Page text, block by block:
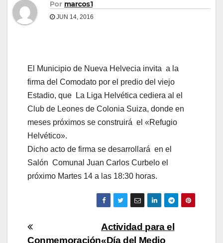
Por marcos1
JUN 14, 2016
El Municipio de Nueva Helvecia invita a la
firma del Comodato por el predio del viejo
Estadio, que La Liga Helvética cediera al el
Club de Leones de Colonia Suiza, donde en
meses próximos se construirá el «Refugio
Helvético».
Dicho acto de firma se desarrollará en el
Salón Comunal Juan Carlos Curbelo el
próximo Martes 14 a las 18:30 horas.
NavegaciónActividad para el
«Día del Medio
Conmemoración